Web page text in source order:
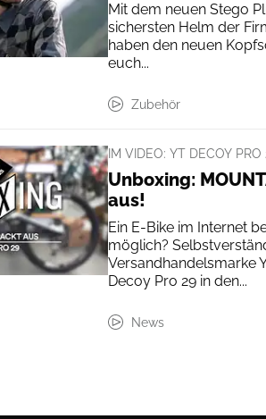
Mit dem neuen Stego
sichersten Helm der
haben den neuen
euch...
Zubehör
IM VIDEO: YT DECOY PRO
Unboxing:
aus!
Ein E-Bike im Internet
möglich?
Versandhandelsmarke
Decoy Pro 29 in den...
News